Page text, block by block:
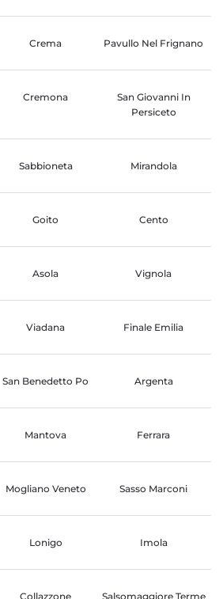
Crema Pavullo Nel Frignano
Cremona
San Giovanni In
Persiceto
Sabbioneta Mirandola
Goito Cento
Asola Vignola
Viadana Finale Emilia
San Benedetto Po Argenta
Mantova Ferrara
Mogliano Veneto Sasso Marconi
Lonigo Imola
Collazzone Salsomaggiore Terme